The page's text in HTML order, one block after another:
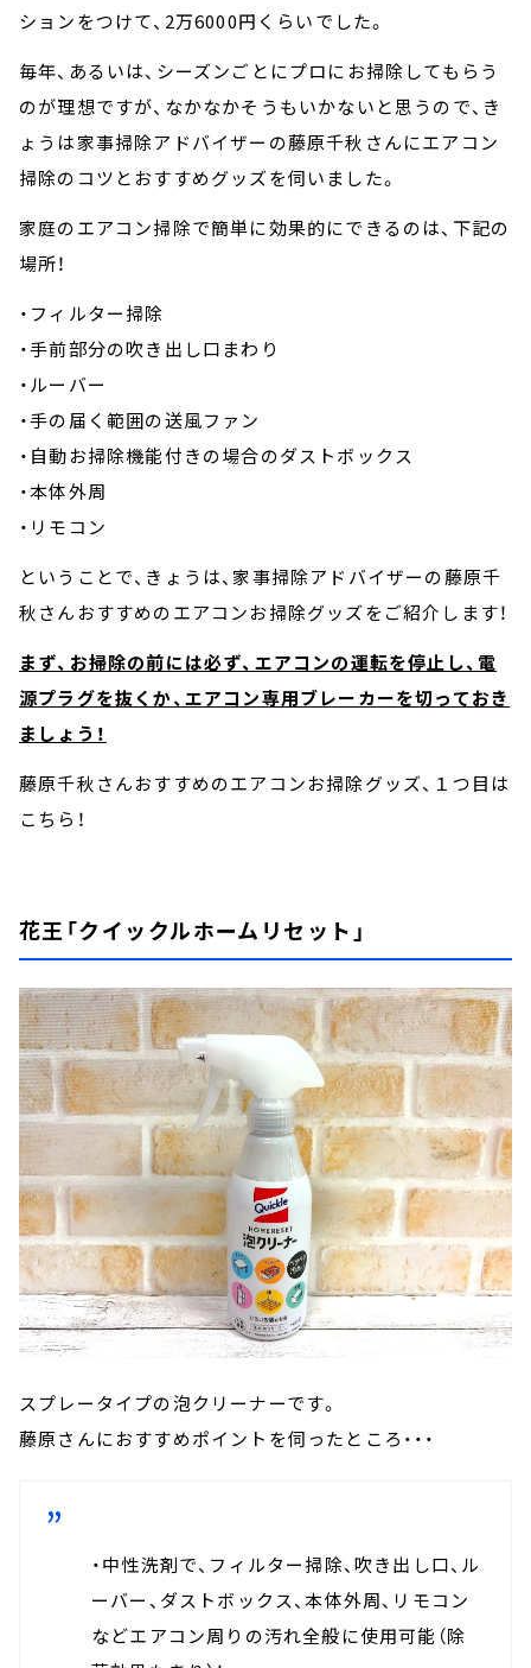
ションをつけて、2万6000円くらいでした。
毎年、あるいは、シーズンごとにプロにお掃除してもらう
のが理想ですが、なかなかそうもいかないと思うので、き
ょうは家事掃除アドバイザーの藤原千秋さんにエアコン
掃除のコツとおすすめグッズを伺いました。
家庭のエアコン掃除で簡単に効果的にできるのは、下記の
場所！
・フィルター掃除
・手前部分の吹き出し口まわり
・ルーバー
・手の届く範囲の送風ファン
・自動お掃除機能付きの場合のダストボックス
・本体外周
・リモコン
ということで、きょうは、家事掃除アドバイザーの藤原千
秋さんおすすめのエアコンお掃除グッズをご紹介します！
まず、お掃除の前には必ず、エアコンの運転を停止し、電
源プラグを抜くか、エアコン専用ブレーカーを切っておき
ましょう！
藤原千秋さんおすすめのエアコンお掃除グッズ、１つ目は
こちら！
花王「クイックルホームリセット」
スプレータイプの泡クリーナーです。
藤原さんにおすすめポイントを伺ったところ・・・
・中性洗剤で、フィルター掃除、吹き出し口、ル
ーバー、ダストボックス、本体外周、リモコン
などエアコン周りの汚れ全般に使用可能（除